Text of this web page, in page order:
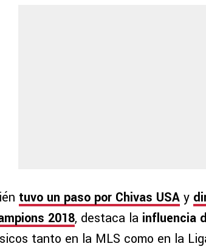
tuvo un paso por Chivas USA y
2018, destaca la influencia
tanto en la MLS como en la